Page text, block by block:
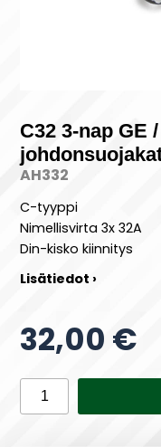
C32 3-nap GE
AH332
C-tyyppi
Nimellisvirta 3x 32A
Din-kisko kiinnitys
Lisätiedot ›
32,00 €